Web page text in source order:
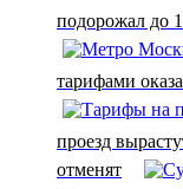
подорожал до
тарифами
проезд
отменят